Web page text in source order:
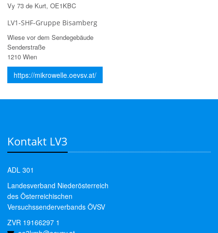
Vy 73 de Kurt, OE1KBC
LV1-SHF-Gruppe Bisamberg
Wiese vor dem Sendegebäude
Senderstraße
1210 Wien
https://mikrowelle.oevsv.at/
Kontakt LV3
ADL 301
Landesverband Niederösterreich
des Österreichischen
Versuchssenderverbands ÖVSV
ZVR 19166297 1